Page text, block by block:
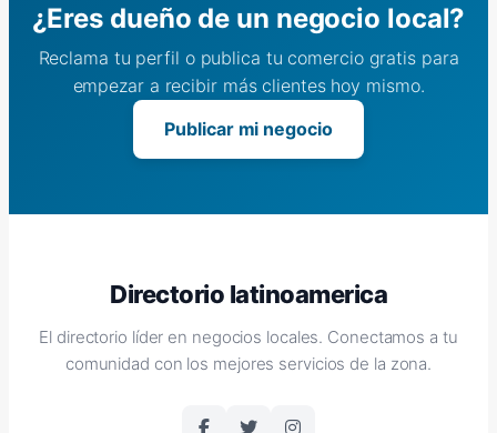
¿Eres dueño de un negocio local?
Reclama tu perfil o publica tu comercio gratis para
empezar a recibir más clientes hoy mismo.
Publicar mi negocio
Directorio latinoamerica
El directorio líder en negocios locales. Conectamos a tu
comunidad con los mejores servicios de la zona.